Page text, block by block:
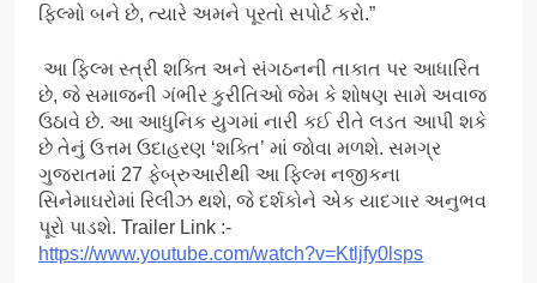
ફિલ્મો બને છે, ત્યારે અમને પૂરતો સપોર્ટ કરો.”
આ ફિલ્મ સ્ત્રી શક્તિ અને સંગઠનની તાકાત પર આધારિત
છે, જે સમાજની ગંભીર કુરીતિઓ જેમ કે શોષણ સામે અવાજ
ઉઠાવે છે. આ આધુનિક યુગમાં નારી કઈ રીતે લડત આપી શકે
છે તેનું ઉત્તમ ઉદાહરણ ‘શક્તિ’ માં જોવા મળશે. સમગ્ર
ગુજરાતમાં 27 ફેબ્રુઆરીથી આ ફિલ્મ નજીકના
સિનેમાઘરોમાં રિલીઝ થશે, જે દર્શકોને એક યાદગાર અનુભવ
પૂરો પાડશે. Trailer Link :-
https://www.youtube.com/watch?v=Ktljfy0lsps